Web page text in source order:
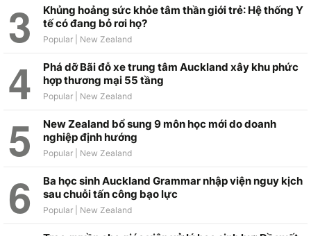
Khủng hoảng sức khỏe tâm thần giới trẻ: Hệ thống Y
tế có đang bỏ rơi họ?
Phá dỡ Bãi đỗ xe trung tâm Auckland xây khu phức
hợp thương mại 55 tầng
New Zealand bổ sung 9 môn học mới do doanh
nghiệp định hướng
Ba học sinh Auckland Grammar nhập viện nguy kịch
sau chuỗi tấn công bạo lực